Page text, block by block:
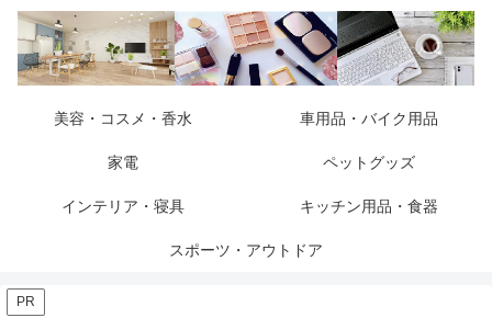
美容・コスメ・香水 車用品・バイク用品
家電 ペットグッズ
インテリア・寝具 キッチン用品・食器
スポーツ・アウトドア
PR